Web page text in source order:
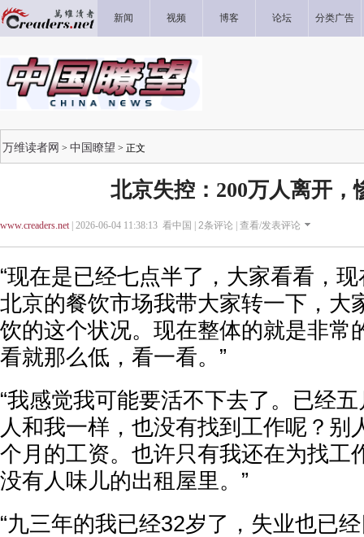
新闻 视频 博客 论坛 分类广告
万维读者网 > 中国瞭望 > 正文
北京失控：200万人离开，
www.creaders.net| 2026-06-04 11:38:13 看中国 | 2条评论 | 查看/发表评论
“现在是已经七点半了，大家看看，
北京的餐饮市场我带大家转一下，大
饮的这个状况。现在整体的就是非常
看就那么低，看一看。”
“我感觉我可能要活不下去了。已经
人和我一样，也没有找到工作呢？别
个月的工资。也许只有我还在为找工
没有人味儿的出租屋里。”
“九三年的我已经32岁了，失业也已